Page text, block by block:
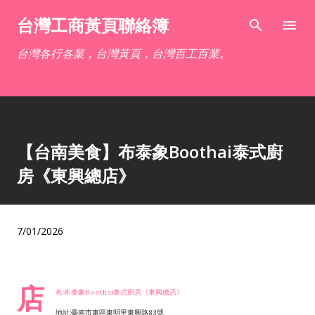
跳到主要內容
台灣工商黃頁聯絡簿
台灣各行各業，台灣黃頁，台灣百工百業。
【台南美食】布泰象Boothai泰式廚
房《東興總店》
7/01/2026
店 名:布泰象Boothai泰式廚房《東興總店》
地址:臺南市東區東明里東興路83號